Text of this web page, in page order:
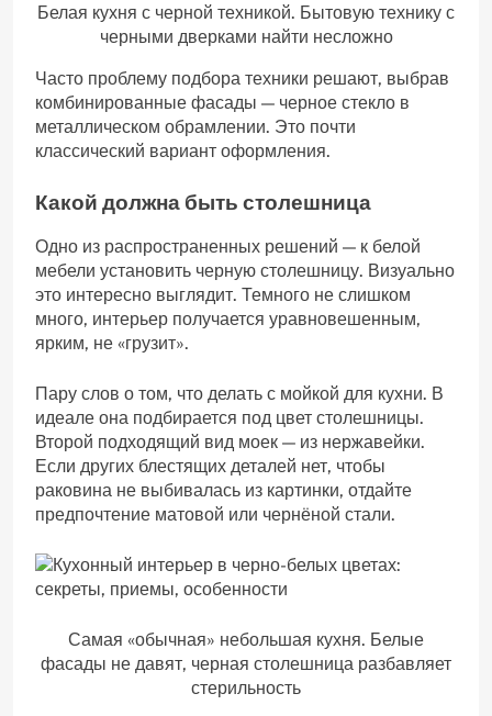
Белая кухня с черной техникой. Бытовую технику с
черными дверками найти несложно
Часто проблему подбора техники решают, выбрав
комбинированные фасады — черное стекло в
металлическом обрамлении. Это почти
классический вариант оформления.
Какой должна быть столешница
Одно из распространенных решений — к белой
мебели установить черную столешницу. Визуально
это интересно выглядит. Темного не слишком
много, интерьер получается уравновешенным,
ярким, не «грузит».
Пару слов о том, что делать с мойкой для кухни. В
идеале она подбирается под цвет столешницы.
Второй подходящий вид моек — из нержавейки.
Если других блестящих деталей нет, чтобы
раковина не выбивалась из картинки, отдайте
предпочтение матовой или чернёной стали.
Самая «обычная» небольшая кухня. Белые
фасады не давят, черная столешница разбавляет
стерильность